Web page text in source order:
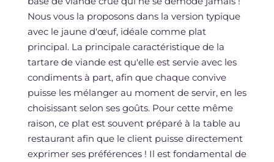
Nous vous la proposons dans la version typique
avec le jaune d'œuf, idéale comme plat
principal. La principale caractéristique de la
tartare de viande est qu'elle est servie avec les
condiments à part, afin que chaque convive
puisse les mélanger au moment de servir, en les
choisissant selon ses goûts. Pour cette même
raison, ce plat est souvent préparé à la table au
restaurant afin que le client puisse directement
exprimer ses préférences ! Il est fondamental de